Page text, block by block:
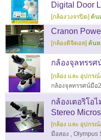
Digital Door
[กล้องวงจรปิด] ค้น
Cranon
[กล้องดิจิตอล] ค้นห
กล้องจุลทรรศ
[กล้อง และ อุปกร
กล้องจุลทรรศน์มือ2
กล้องเตอริโอ
Stereo
[กล้อง และ อุปกร
มือสอง , Olympus